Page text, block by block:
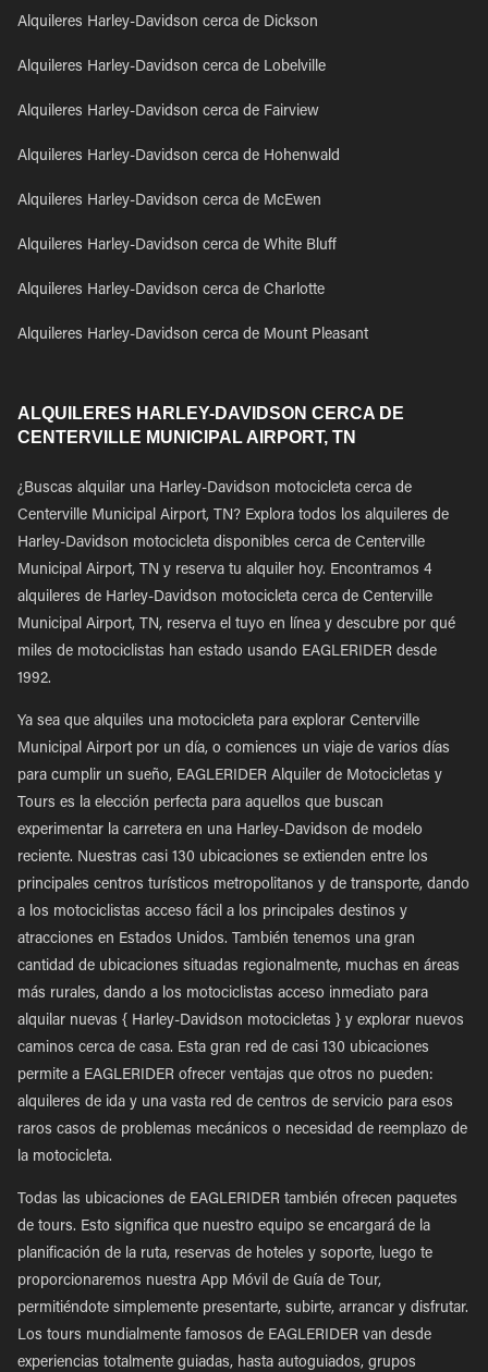
Alquileres Harley-Davidson cerca de Dickson
Alquileres Harley-Davidson cerca de Lobelville
Alquileres Harley-Davidson cerca de Fairview
Alquileres Harley-Davidson cerca de Hohenwald
Alquileres Harley-Davidson cerca de McEwen
Alquileres Harley-Davidson cerca de White Bluff
Alquileres Harley-Davidson cerca de Charlotte
Alquileres Harley-Davidson cerca de Mount Pleasant
ALQUILERES HARLEY-DAVIDSON CERCA DE
CENTERVILLE MUNICIPAL AIRPORT, TN
¿Buscas alquilar una Harley-Davidson motocicleta cerca de
Centerville Municipal Airport, TN? Explora todos los alquileres de
Harley-Davidson motocicleta disponibles cerca de Centerville
Municipal Airport, TN y reserva tu alquiler hoy. Encontramos 4
alquileres de Harley-Davidson motocicleta cerca de Centerville
Municipal Airport, TN, reserva el tuyo en línea y descubre por qué
miles de motociclistas han estado usando EAGLERIDER desde
1992.
Ya sea que alquiles una motocicleta para explorar Centerville
Municipal Airport por un día, o comiences un viaje de varios días
para cumplir un sueño, EAGLERIDER Alquiler de Motocicletas y
Tours es la elección perfecta para aquellos que buscan
experimentar la carretera en una Harley-Davidson de modelo
reciente. Nuestras casi 130 ubicaciones se extienden entre los
principales centros turísticos metropolitanos y de transporte, dando
a los motociclistas acceso fácil a los principales destinos y
atracciones en Estados Unidos. También tenemos una gran
cantidad de ubicaciones situadas regionalmente, muchas en áreas
más rurales, dando a los motociclistas acceso inmediato para
alquilar nuevas { Harley-Davidson motocicletas } y explorar nuevos
caminos cerca de casa. Esta gran red de casi 130 ubicaciones
permite a EAGLERIDER ofrecer ventajas que otros no pueden:
alquileres de ida y una vasta red de centros de servicio para esos
raros casos de problemas mecánicos o necesidad de reemplazo de
la motocicleta.
Todas las ubicaciones de EAGLERIDER también ofrecen paquetes
de tours. Esto significa que nuestro equipo se encargará de la
planificación de la ruta, reservas de hoteles y soporte, luego te
proporcionaremos nuestra App Móvil de Guía de Tour,
permitiéndote simplemente presentarte, subirte, arrancar y disfrutar.
Los tours mundialmente famosos de EAGLERIDER van desde
experiencias totalmente guiadas, hasta autoguiados, grupos